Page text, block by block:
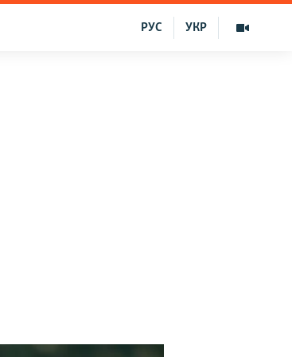
УКР
РУС